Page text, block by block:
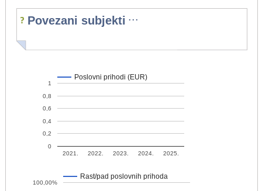
Povezani subjekti ...
Poslovni prihodi (EUR)
2021. 2022. 2023. 2024. 2025.
0
0,2
0,4
0,6
0,8
1
Rast/pad poslovnih prihoda
100,00%